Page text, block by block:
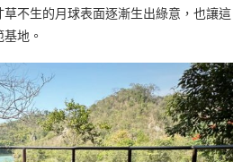
不生的月球表面逐漸生出綠意，也讓這
地。